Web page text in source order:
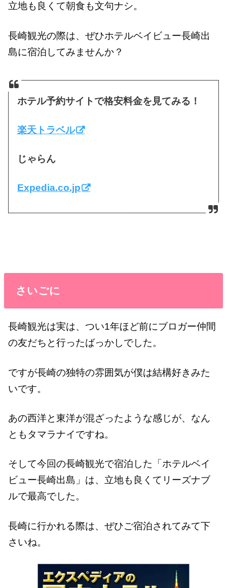
立地も良くて朝食も文句ナシ。
長崎観光の際は、ぜひホテルベイビュー長崎出
島に宿泊してみませんか？
ホテル予約サイトで格安料金を見てみる！
楽天トラベル
じゃらん
Expedia.co.jp
さいごに
長崎観光は実は、つい1年ほど前にブロガー仲間
の友だちと行ったばっかしでした。
ですが長崎の独特の雰囲気が僕は結構好きみた
いです。
あの西洋と東洋が混ざったような感じが、なん
ともタマラナイですね。
そして今回の長崎観光で宿泊した「ホテルベイ
ビュー長崎出島」は、立地も良くてリーズナブ
ルで最高でした。
長崎に行かれる際は、ぜひご宿泊されてみて下
さいね。